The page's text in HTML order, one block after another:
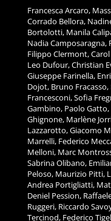
Francesca Arcaro,
Corrado Bellora,
Bortolotti, Manila
Nadia Camposaragna,
Filippo Clermont,
Leo Dufour, Christian
Giuseppe Farinella,
Dojot, Bruno Fracasso,
Francesconi, Sofia
Gambino, Paolo
Ghignone, Marlène
Lazzarotto, Giacomo
Marrelli, Federico
Melloni, Marc
Sabrina Olibano,
Peloso, Maurizio Pitti,
Andrea Portigliatti,
Deniel Pession,
Ruggeri, Riccardo
Tercinod, Federico